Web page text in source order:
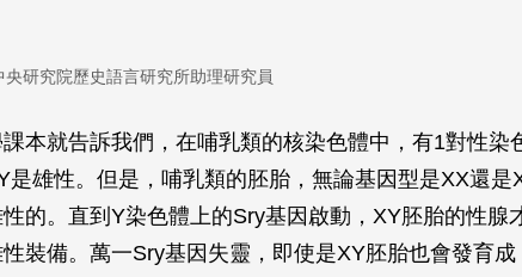
央研究院歷史語言研究所助理研究員
課本就告訴我們，在哺乳類的核染色體中，有1對性染
是雄性。但是，哺乳類的胚胎，無論基因型是XX還是
的。直到Y染色體上的Sry基因啟動，XY胚胎的性腺
裝備。萬一Sry基因失靈，即使是XY胚胎也會發育